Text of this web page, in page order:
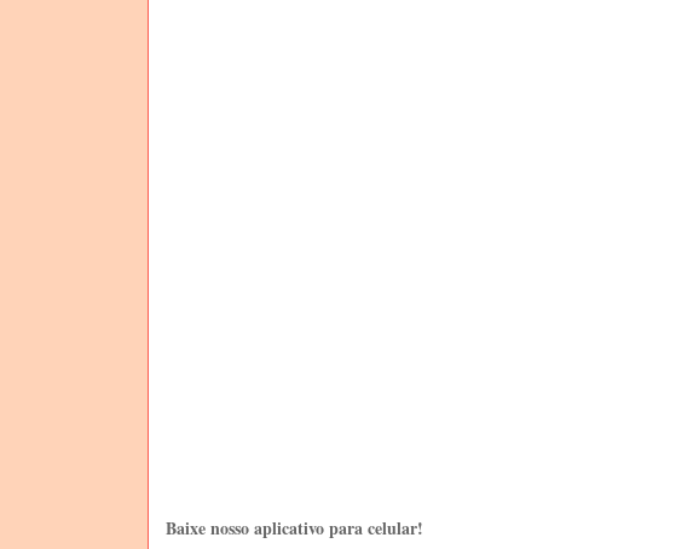
Baixe nosso aplicativo para celular!